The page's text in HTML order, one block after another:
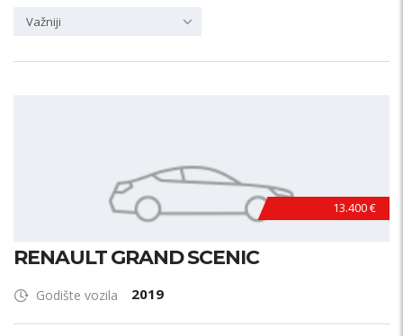
Važniji
13.400 €
RENAULT GRAND SCENIC
Godište vozila 2019